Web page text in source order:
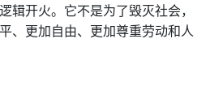
辑开火。它不是为了毁灭社会，
、更加自由、更加尊重劳动和人